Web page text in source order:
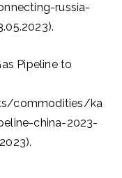
russia-
Pipeline to
commodities/ka
china-2023-